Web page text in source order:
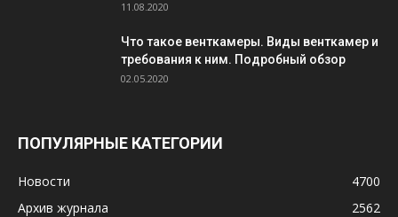
11.08.2020
Что такое венткамеры. Виды венткамер и
требования к ним. Подробный обзор
02.05.2020
ПОПУЛЯРНЫЕ КАТЕГОРИИ
Новости
4700
Архив журнала
2562